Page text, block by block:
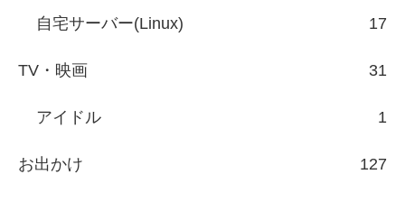
自宅サーバー(Linux) 17
TV・映画 31
アイドル 1
お出かけ 127